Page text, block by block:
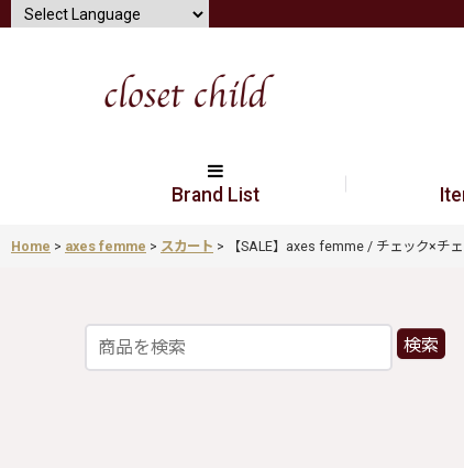
Brand List
Home > axes femme > スカート > 【SALE】axes femme / チェック×チ
検索